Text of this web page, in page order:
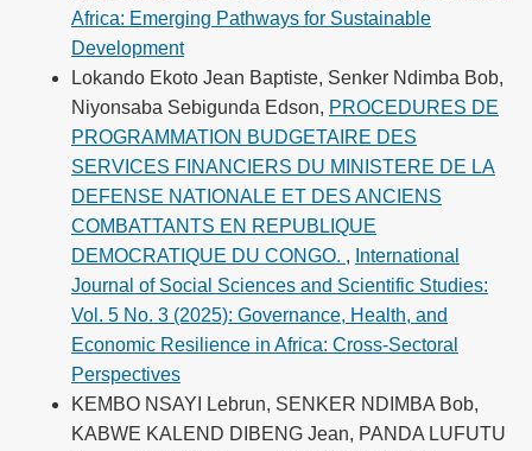
Africa: Emerging Pathways for Sustainable
Development
Lokando Ekoto Jean Baptiste, Senker Ndimba Bob,
Niyonsaba Sebigunda Edson, PROCEDURES DE
PROGRAMMATION BUDGETAIRE DES
SERVICES FINANCIERS DU MINISTERE DE LA
DEFENSE NATIONALE ET DES ANCIENS
COMBATTANTS EN REPUBLIQUE
DEMOCRATIQUE DU CONGO. , International
Journal of Social Sciences and Scientific Studies:
Vol. 5 No. 3 (2025): Governance, Health, and
Economic Resilience in Africa: Cross-Sectoral
Perspectives
KEMBO NSAYI Lebrun, SENKER NDIMBA Bob,
KABWE KALEND DIBENG Jean, PANDA LUFUTU